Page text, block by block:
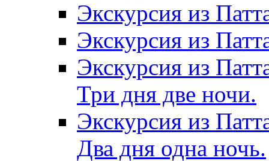
Экскурсия из
Экскурсия из
Экскурсия из
Три дня две ночи.
Экскурсия из
Два дня одна ночь.